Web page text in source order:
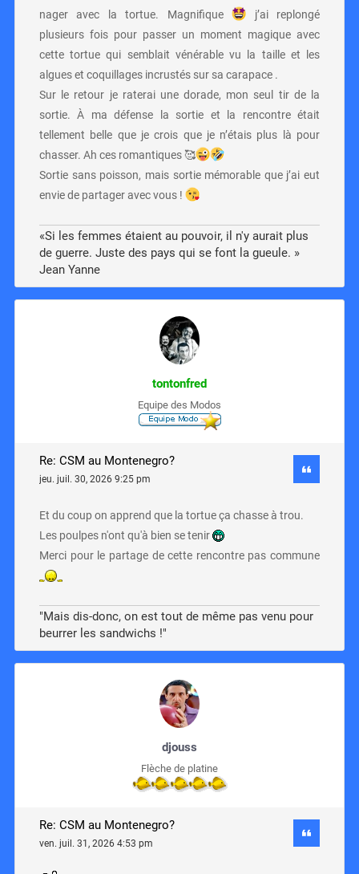
nager avec la tortue. Magnifique
j’ai replongé
plusieurs fois pour passer un moment magique avec
cette tortue qui semblait vénérable vu la taille et les
algues et coquillages incrustés sur sa carapace .
Sur le retour je raterai une dorade, mon seul tir de la
sortie. À ma défense la sortie et la rencontre était
tellement belle que je crois que je n’étais plus là pour
chasser. Ah ces romantiques 🥰
Sortie sans poisson, mais sortie mémorable que j’ai eut
envie de partager avec vous !
«Si les femmes étaient au pouvoir, il n'y aurait plus
de guerre. Juste des pays qui se font la gueule. »
Jean Yanne
tontonfred
Equipe des Modos
Re: CSM au Montenegro?
jeu. juil. 30, 2026 9:25 pm
Et du coup on apprend que la tortue ça chasse à trou.
Les poulpes n'ont qu'à bien se tenir
Merci pour le partage de cette rencontre pas commune
"Mais dis-donc, on est tout de même pas venu pour
beurrer les sandwichs !"
djouss
Flèche de platine
Re: CSM au Montenegro?
ven. juil. 31, 2026 4:53 pm